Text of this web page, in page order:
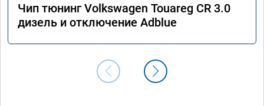
Чип тюнинг Volkswagen Touareg CR 3.0
дизель и отключение Adblue